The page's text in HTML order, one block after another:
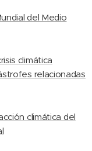
del Medio
climática
relacionadas
climática del